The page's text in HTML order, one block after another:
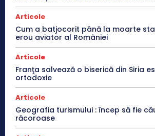
Articole
Cum a batjocorit până la moarte
erou aviator al României
Articole
Franţa salvează o biserică din Siria
ortodoxie
Articole
Geografia turismului : încep să fie
răcoroase